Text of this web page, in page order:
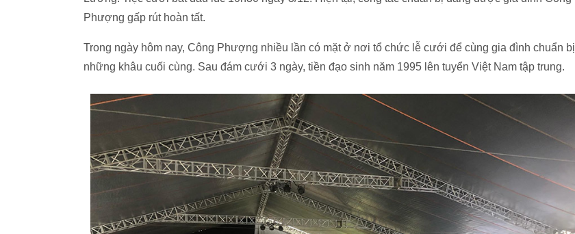
Phượng gấp rút hoàn tất.
Trong ngày hôm nay, Công Phượng nhiều lần có mặt ở nơi tổ chức lễ cưới để cùng gia đình chuẩn bị
những khâu cuối cùng. Sau đám cưới 3 ngày, tiền đạo sinh năm 1995 lên tuyển Việt Nam tập trung.